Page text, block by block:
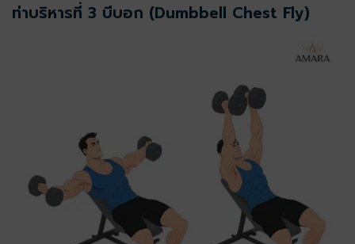
ท่าบริหารที่ 3 บีบอก (Dumbbell Chest Fly)